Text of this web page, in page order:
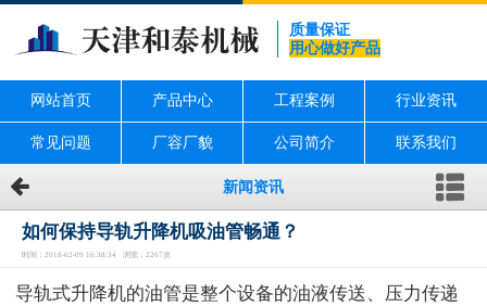
质量保证
用心做好产品
网站首页 产品中心 工程案例 行业资讯
常见问题 厂容厂貌 公司简介 联系我们
新闻资讯
如何保持导轨升降机吸油管畅通？
时间：2018-02-09 16:38:34 浏览：2267次
导轨式升降机的油管是整个设备的油液传送、压力传递